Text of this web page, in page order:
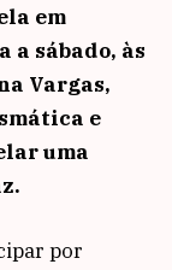
em
a sábado, às
Vargas,
e
uma
por